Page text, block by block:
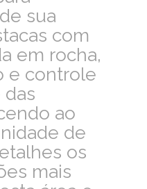
sua
com
em rocha,
e controle
das
ao
de
os
mais